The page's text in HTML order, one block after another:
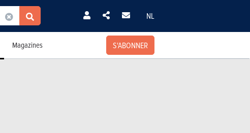
NL
Magazines S'ABONNER